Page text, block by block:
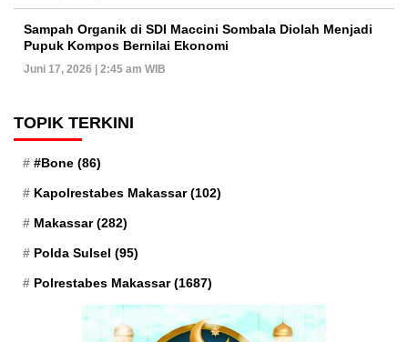
Sampah Organik di SDI Maccini Sombala Diolah Menjadi
Pupuk Kompos Bernilai Ekonomi
Juni 17, 2026 | 2:45 am WIB
TOPIK TERKINI
#Bone (86)
Kapolrestabes Makassar(102)
Makassar(282)
Polda Sulsel (95)
Polrestabes Makassar(1687)